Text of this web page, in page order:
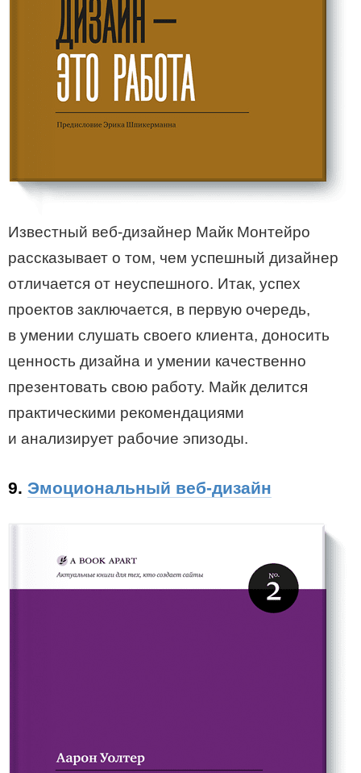
Известный веб-дизайнер Майк Монтейро
рассказывает о том, чем успешный дизайнер
отличается от неуспешного. Итак, успех
проектов заключается, в первую очередь,
в умении слушать своего клиента, доносить
ценность дизайна и умении качественно
презентовать свою работу. Майк делится
практическими рекомендациями
и анализирует рабочие эпизоды.
9. Эмоциональный веб-дизайн